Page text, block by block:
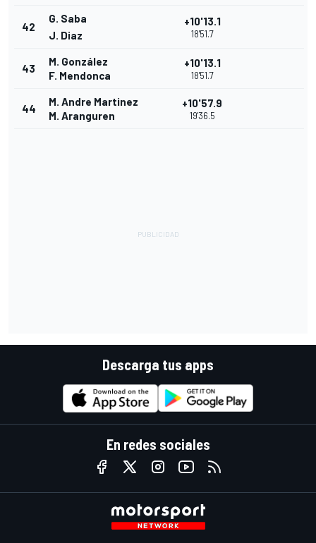
42
G. Saba
J. Diaz
+10'13.1
18'51.7
43
M. González
F. Mendonca
+10'13.1
18'51.7
44
M. Andre Martinez
M. Aranguren
+10'57.9
19'36.5
Descarga tus apps
En redes sociales